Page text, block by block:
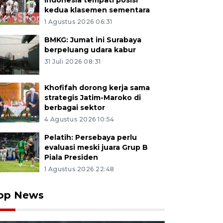
kedua klasemen sementara
1 Agustus 2026 06:31
BMKG: Jumat ini Surabaya
berpeluang udara kabur
31 Juli 2026 08:31
Khofifah dorong kerja sama
strategis Jatim-Maroko di
berbagai sektor
4 Agustus 2026 10:54
Pelatih: Persebaya perlu
evaluasi meski juara Grup B
Piala Presiden
1 Agustus 2026 22:48
News